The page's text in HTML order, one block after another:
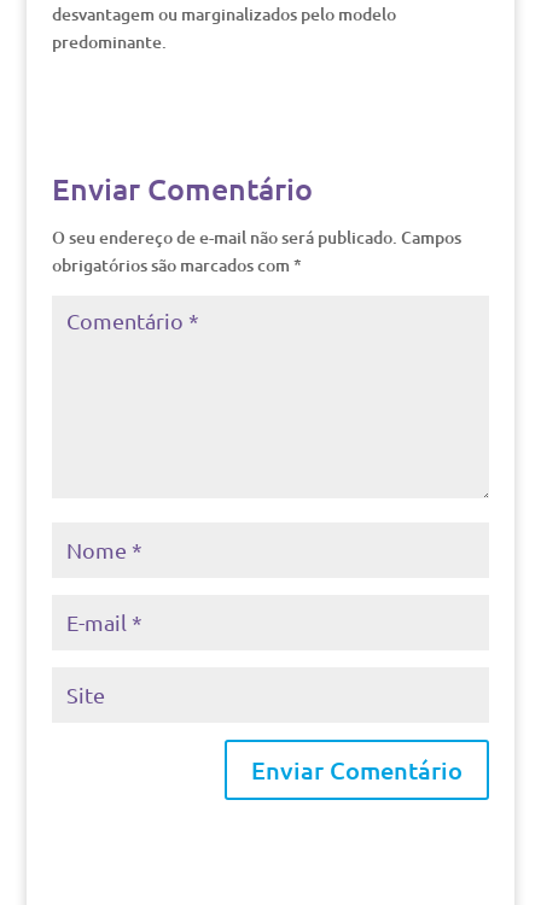
desvantagem ou marginalizados pelo modelo
predominante.
Enviar Comentário
O seu endereço de e-mail não será publicado. Campos
obrigatórios são marcados com *